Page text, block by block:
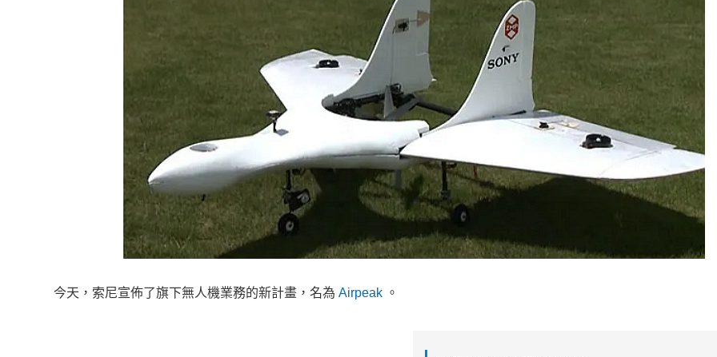
今天，索尼宣佈了旗下無人機業務的新計畫，名為 Airpeak 。